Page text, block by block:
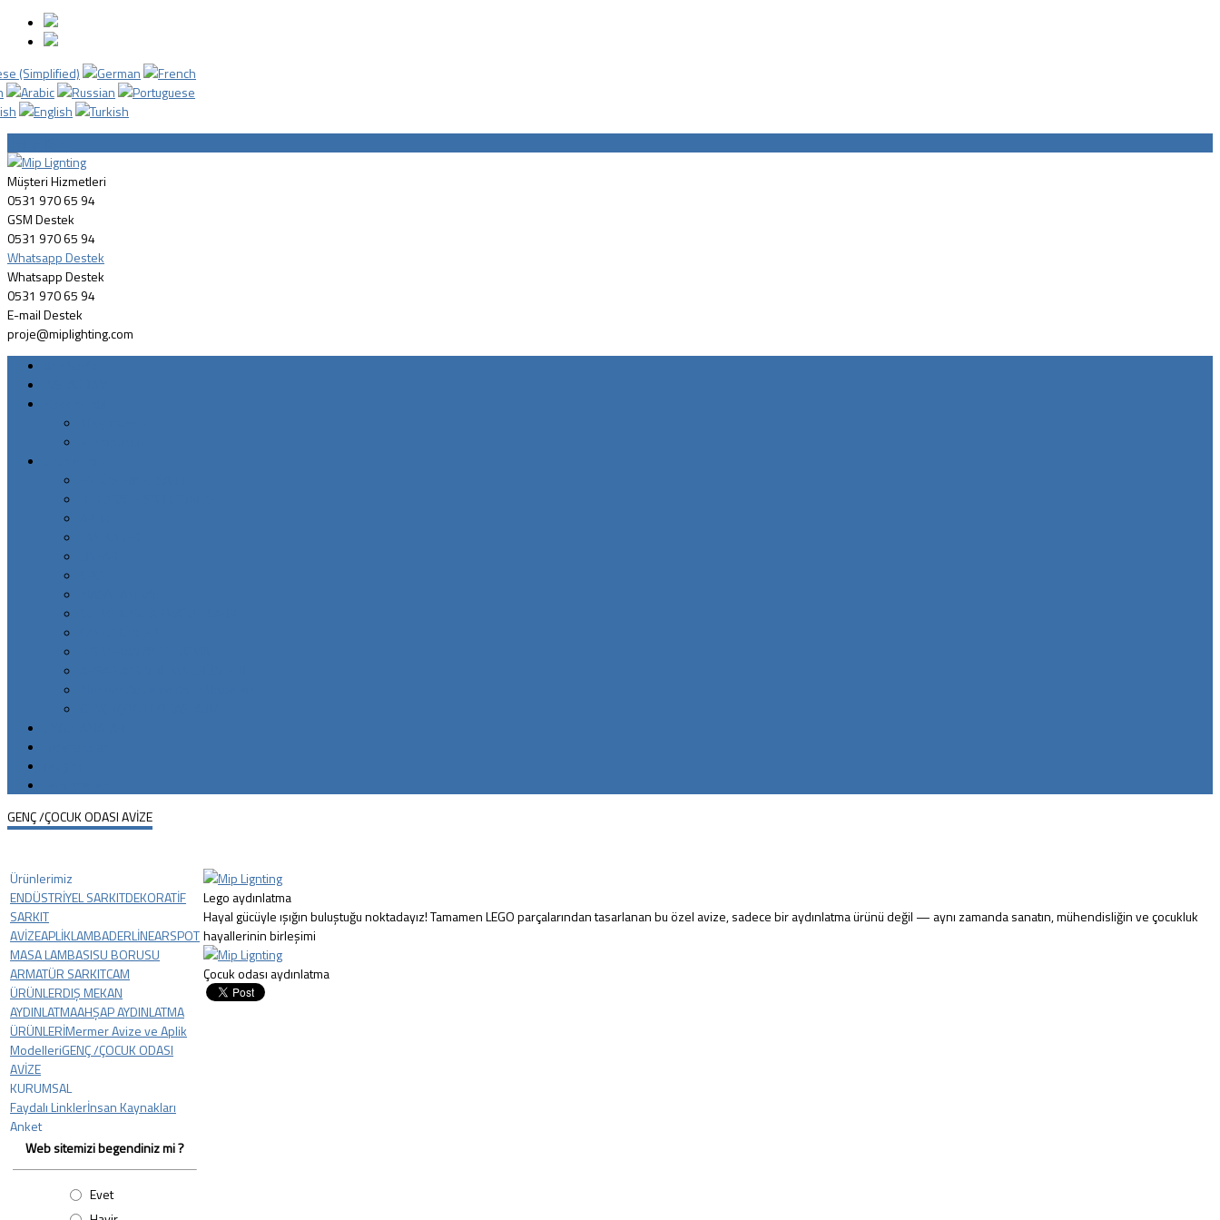
Müşteri Hizmetleri
0531 970 65 94
GSM Destek
0531 970 65 94
Whatsapp Destek
Whatsapp Destek
0531 970 65 94
E-mail Destek
proje@miplighting.com
GENÇ /ÇOCUK ODASI AVİZE
Ürünlerimiz
ENDÜSTRİYEL SARKITDEKORATİF
SARKIT
AVİZEAPLİKLAMBADERLİNEARSPOT
MASA LAMBASISU BORUSU
ARMATÜR SARKITCAM
ÜRÜNLERDIŞ MEKAN
AYDINLATMAAHŞAP AYDINLATMA
ÜRÜNLERİMermer Avize ve Aplik
ModelleriGENÇ /ÇOCUK ODASI
AVİZE
KURUMSAL
Faydalı Linklerİnsan Kaynakları
Anket
Web sitemizi begendiniz mi ?
Evet
Lego aydınlatma
Hayal gücüyle ışığın buluştuğu noktadayız! Tamamen LEGO parçalarından tasarlanan bu özel avize, sadece bir aydınlatma ürünü değil — aynı zamanda sanatın, mühendisliğin ve çocukluk
hayallerinin birleşimi
Çocuk odası aydınlatma